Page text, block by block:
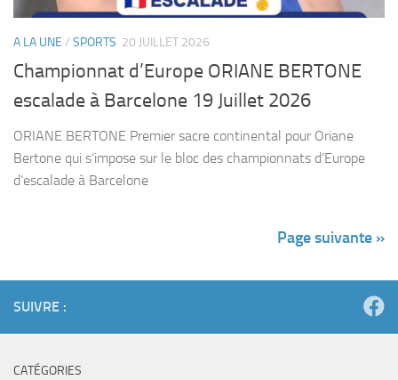
A LA UNE / SPORTS 20 JUILLET 2026
Championnat d’Europe ORIANE BERTONE
escalade à Barcelone 19 Juillet 2026
ORIANE BERTONE Premier sacre continental pour Oriane
Bertone qui s’impose sur le bloc des championnats d’Europe
d’escalade à Barcelone
Page suivante »
SUIVRE :
CATÉGORIES